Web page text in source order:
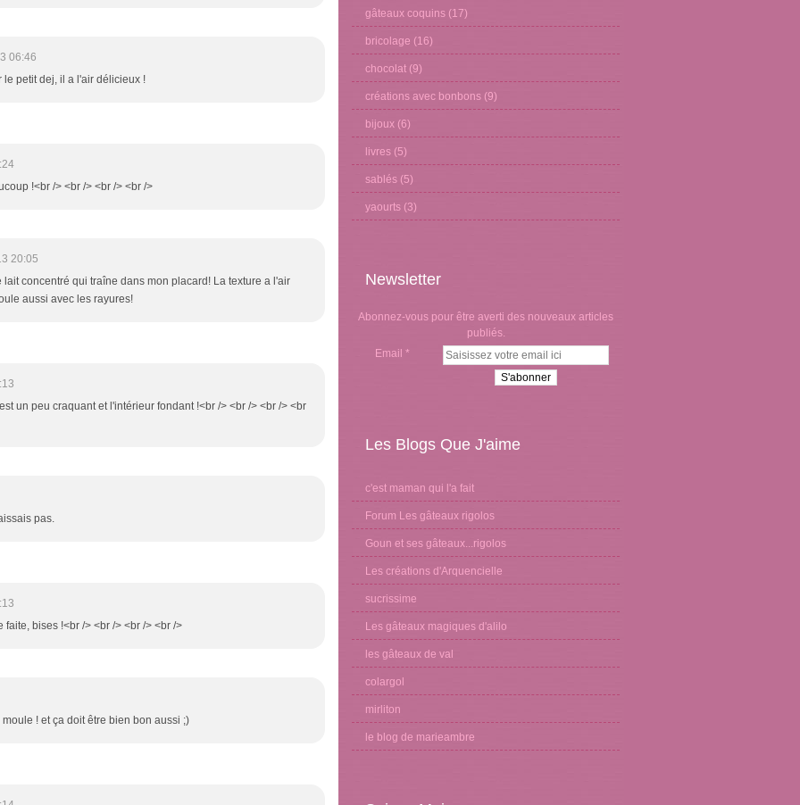
06:46
petit dej, il a l'air délicieux !
!<br /> <br /> <br /> <br />
20:05
concentré qui traîne dans mon placard! La texture a l'air
aussi avec les rayures!
un peu craquant et l'intérieur fondant !<br /> <br /> <br /> <br
pas.
faite, bises !<br /> <br /> <br /> <br />
moule ! et ça doit être bien bon aussi ;)
gâteaux coquins (17)
bricolage (16)
chocolat (9)
créations avec bonbons (9)
bijoux (6)
livres (5)
sablés (5)
yaourts (3)
Newsletter
Abonnez-vous pour être averti des nouveaux articles
publiés.
Email
Les Blogs Que J'aime
c'est maman qui l'a fait
Forum Les gâteaux rigolos
Goun et ses gâteaux...rigolos
Les créations d'Arquencielle
sucrissime
Les gâteaux magiques d'alilo
les gâteaux de val
colargol
mirliton
le blog de marieambre